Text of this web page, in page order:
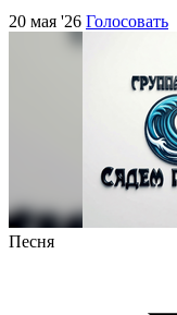
20 мая '26 Голосовать
Песня